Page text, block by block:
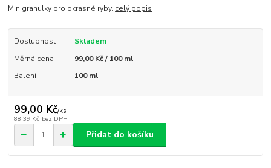
Minigranulky pro okrasné ryby. celý popis
Dostupnost
Skladem
Měrná cena
99,00 Kč / 100 ml
Balení
100 ml
99,00 Kč/ks
88,39 Kč bez DPH
Přidat do košíku